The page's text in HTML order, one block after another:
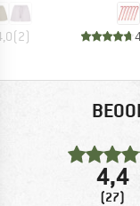
(2)
4,4
(27)